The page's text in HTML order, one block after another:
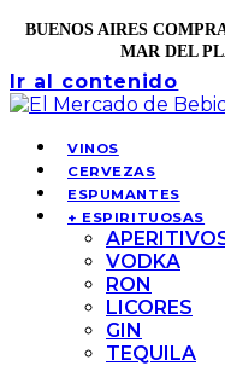
BUENOS AIRES
MAR DEL
Ir al contenido
VINOS
CERVEZAS
ESPUMANTES
+ ESPIRITUOSAS
VODKA
RON
LICORES
GIN
TEQUILA